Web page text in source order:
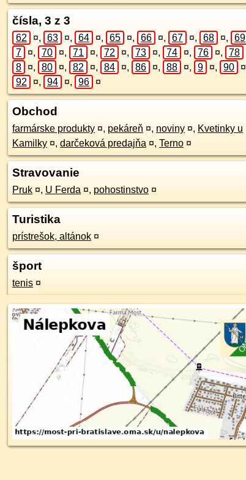
čísla, 3 z 3
62 ¤, 63 ¤, 64 ¤, 65 ¤, 66 ¤, 67 ¤, 68 ¤, 69
7
¤, 70 ¤, 71 ¤, 72 ¤, 73 ¤, 74 ¤, 76 ¤, 78
8
¤, 80 ¤, 82 ¤, 84 ¤, 86 ¤, 88 ¤, 9 ¤, 90 ¤
92
¤, 94 ¤, 96 ¤
Obchod
farmárske produkty ¤, pekáreň ¤, noviny ¤, Kvetinky u
Kamilky ¤, darčeková predajňa ¤, Terno ¤
Stravovanie
Pruk ¤, U Ferda ¤, pohostinstvo ¤
Turistika
prístrešok, altánok ¤
šport
tenis ¤